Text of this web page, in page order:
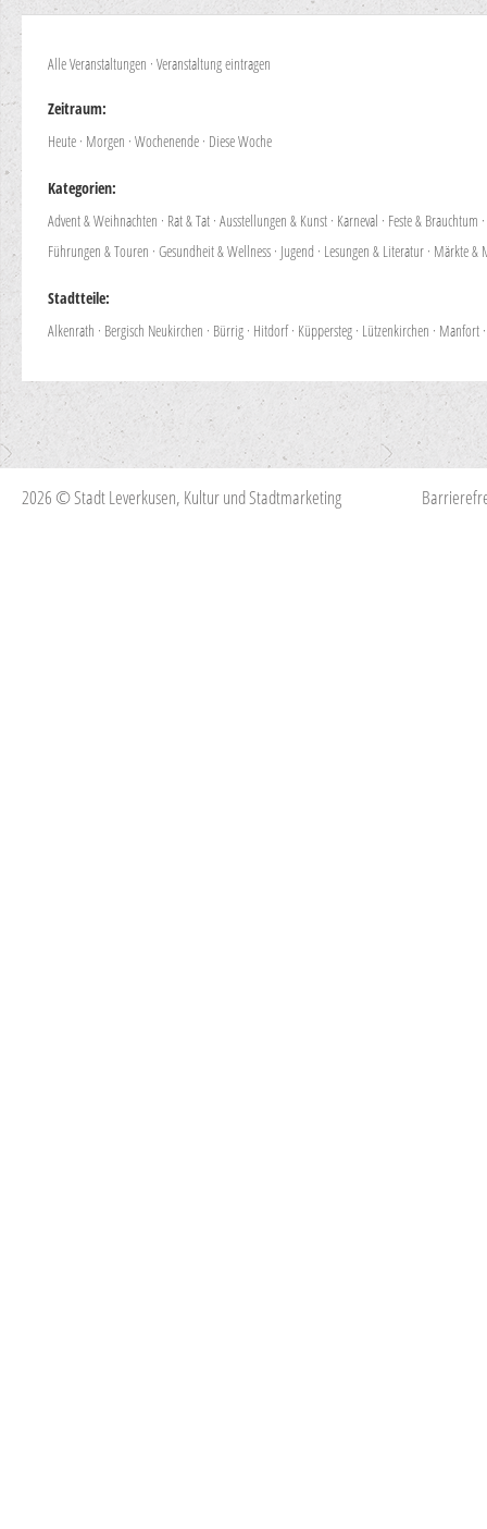
Alle Veranstaltungen · Veranstaltung eintragen
Zeitraum:
Heute · Morgen · Wochenende · Diese Woche
Kategorien:
Advent & Weihnachten · Rat & Tat · Ausstellungen & Kunst · Karneval · Feste & Brauchtum ·
Führungen & Touren · Gesundheit & Wellness · Jugend · Lesungen & Literatur · Märkte &
Stadtteile:
Alkenrath · Bergisch Neukirchen · Bürrig · Hitdorf· Küppersteg · Lützenkirchen · Manfort
2026 © Stadt Leverkusen, Kultur und Stadtmarketing